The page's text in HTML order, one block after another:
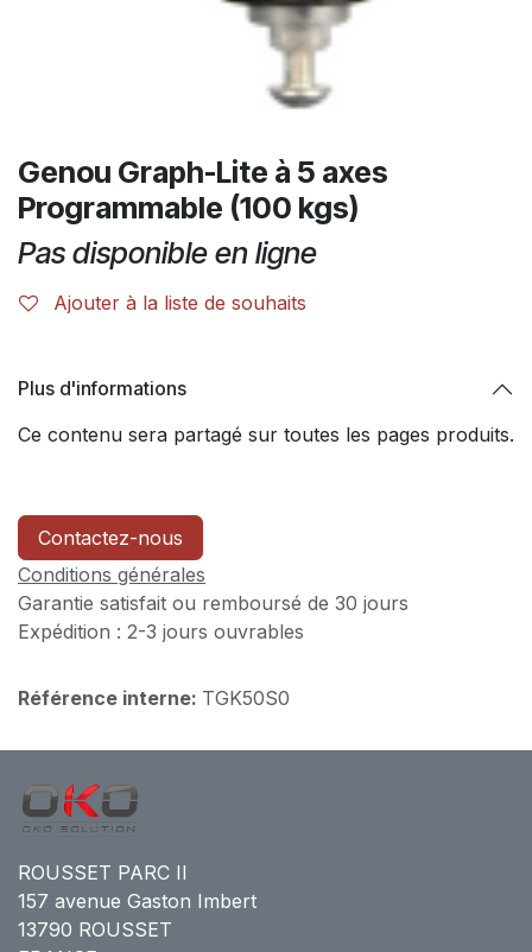
Genou Graph-Lite à 5 axes
Programmable (100 kgs)
Pas disponible en ligne
Ajouter à la liste de souhaits
Plus d'informations
Ce contenu sera partagé sur toutes les pages produits.
Contactez-nous
Conditions générales
Garantie satisfait ou remboursé de 30 jours
Expédition : 2-3 jours ouvrables
Référence interne: TGK50S0
ROUSSET PARC II
157 avenue Gaston Imbert
13790 ROUSSET